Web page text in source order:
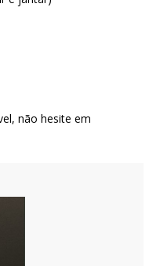
não hesite em